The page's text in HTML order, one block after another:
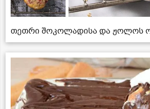
თეთრი შოკოლადისა და ჟოლოს